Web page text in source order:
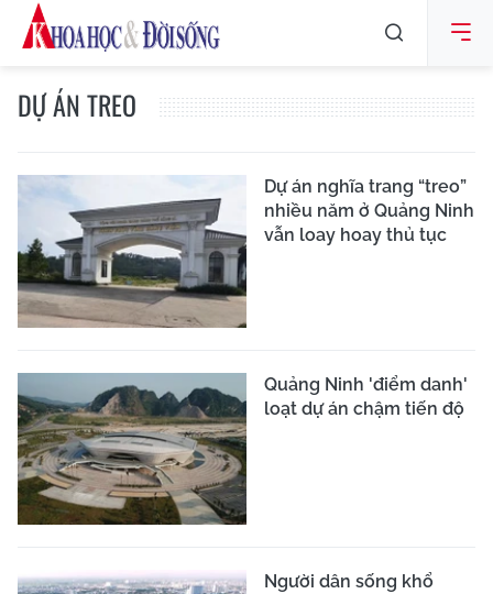
DỰ ÁN TREO
Dự án nghĩa trang “treo”
nhiều năm ở Quảng Ninh
vẫn loay hoay thủ tục
Quảng Ninh 'điểm danh'
loạt dự án chậm tiến độ
Người dân sống khổ